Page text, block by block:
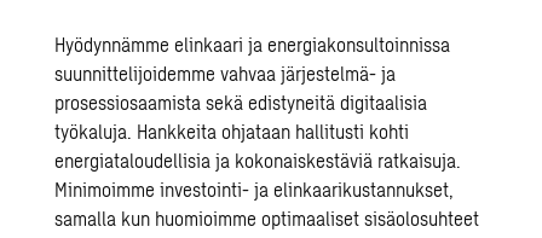
Hyödynnämme elinkaari ja energiakonsultoinnissa
suunnittelijoidemme vahvaa järjestelmä- ja
prosessiosaamista sekä edistyneitä digitaalisia
työkaluja. Hankkeita ohjataan hallitusti kohti
energiataloudellisia ja kokonaiskestäviä ratkaisuja.
Minimoimme investointi- ja elinkaarikustannukset,
samalla kun huomioimme optimaaliset sisäolosuhteet